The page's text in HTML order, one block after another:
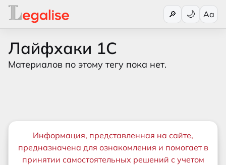
🔎 Aa
Лайфхаки 1С
Материалов по этому тегу пока нет.
Важная информация
Информация, представленная на сайте,
предназначена для ознакомления и помогает в
принятии самостоятельных решений с учетом